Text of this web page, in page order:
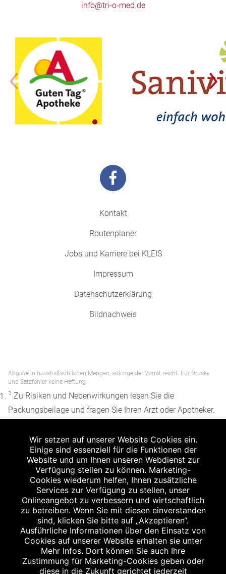
info@tri-o-med.de
Kontakt
Routenplaner
Jobs und Karriere bei KLEIS
Impressum
Datenschutzerklärung
Bildnachweis
Abgabe in haushaltsüblichen Mengen, solange der Vorrat reicht. Für Druck-
und Satzfehler keine Haftung.
1 Zu Risiken und Nebenwirkungen lesen Sie die
Packungsbeilage und fragen Sie Ihren Arzt oder Apotheker.
Apothekenerstattungspreis (AEP). Der AEP ist keine
unverbindliche Preisempfehlung der Hersteller. Der AEP ist
ein von den Apotheken in Ansatz gebrachter Preis für
rezeptfreie Arzneimittel. Er entspricht in der Höhe dem für
Apotheken verbindlichen Abgabepreis, zu dem eine
Apotheke in bestimmten Fällen (z.B. bei Kindern unter 12
Jahren) das Produkt mit der gesetzlichen
Krankenversicherung abrechnet. Der AEP ist der allgemeine
Erstattungspreis im Falle einer Kostenübernahme durch die
gesetzlichen Krankenkassen, vor Abzug eines
Wir setzen auf unserer Website Cookies ein.
Einige sind essenziell für die Funktionen der
Website und um Ihnen unseren Webdienst zur
Verfügung stellen zu können. Marketing-
Cookies wiederum helfen, Ihnen zusätzliche
Services zur Verfügung zu stellen, unser
Onlineangebot zu verbessern und wirtschaftlich
zu betreiben. Wenn Sie mit diesen einverstanden
sind, klicken Sie bitte auf „Akzeptieren“.
Ausführliche Informationen über den Einsatz von
Cookies auf unserer Website erhalten sie unter
Mehr Infos. Dort können Sie auch Ihre
Zustimmung für Marketing-Cookies geben oder
diese in die Zukunft gerichtet jederzeit